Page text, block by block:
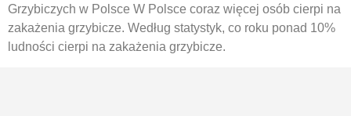
Grzybiczych w Polsce W Polsce coraz więcej osób cierpi na
zakażenia grzybicze. Według statystyk, co roku ponad 10%
ludności cierpi na zakażenia grzybicze.